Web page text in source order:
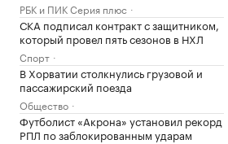
РБК и ПИК Серия плюс
СКА подписал контракт с защитником,
который провел пять сезонов в НХЛ
Спорт
В Хорватии столкнулись грузовой и
пассажирский поезда
Общество
Футболист «Акрона» установил рекорд
РПЛ по заблокированным ударам